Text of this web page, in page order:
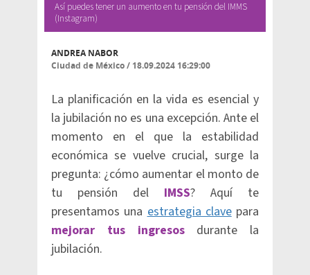
Así puedes tener un aumento en tu pensión del IMMS
(Instagram)
ANDREA NABOR
Ciudad de México/ 18.09.2024 16:29:00
La planificación en la vida es esencial y
la jubilación no es una excepción. Ante el
momento en el que la estabilidad
económica se vuelve crucial, surge la
pregunta: ¿cómo aumentar el monto de
tu pensión del IMSS? Aquí te
presentamos unaestrategia clavepara
mejorar tus ingresosdurante la
jubilación.